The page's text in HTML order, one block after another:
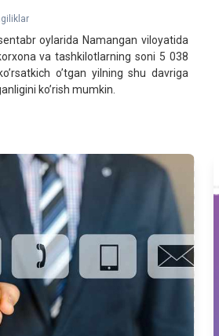
oylarida Namangan viloyatida
va tashkilotlarning soni 5 038
oʼtgan yilning shu davriga
koʼrish mumkin.